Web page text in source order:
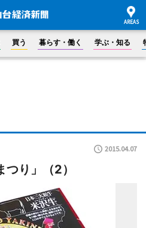
買う 暮らす・働く 学ぶ・知る
2015.04.07
り」（2）